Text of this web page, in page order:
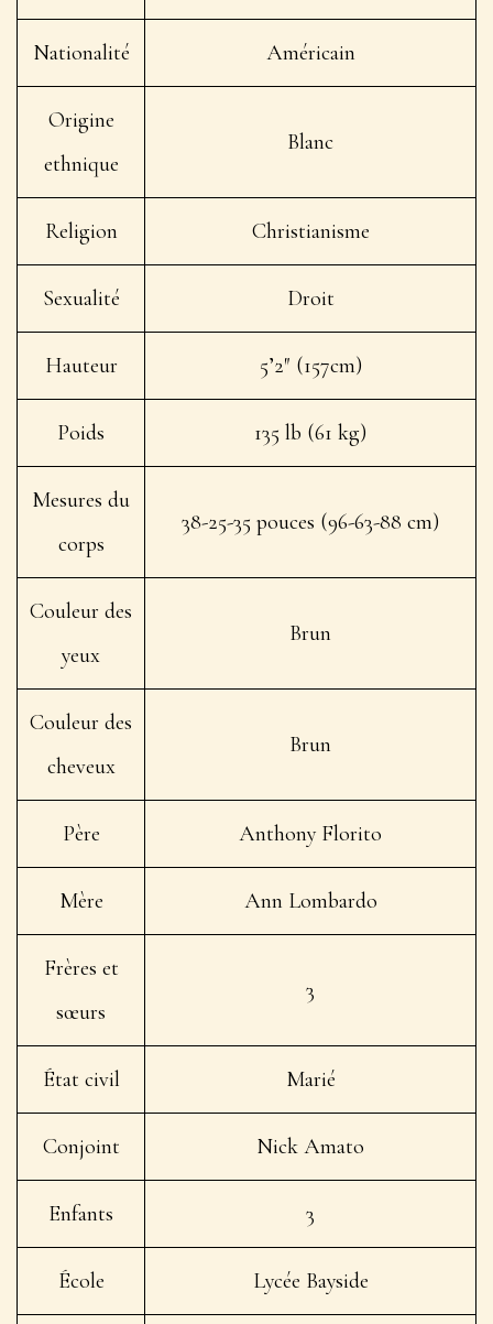
Nationalité Américain
Origine
ethnique
Blanc
Religion Christianisme
Sexualité Droit
Hauteur 5’2″ (157cm)
Poids 135 lb (61 kg)
Mesures du
corps
38-25-35 pouces (96-63-88 cm)
Couleur des
yeux
Brun
Couleur des
cheveux
Brun
Père Anthony Florito
Mère Ann Lombardo
Frères et
sœurs
3
État civil Marié
Conjoint Nick Amato
Enfants 3
École Lycée Bayside